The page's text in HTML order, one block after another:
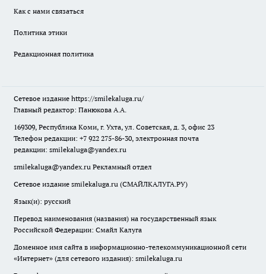
Как с нами связаться
Политика этики
Редакционная политика
Сетевое издание https://smilekaluga.ru/
Главный редактор: Панюкова А.А.
169309, Республика Коми, г. Ухта, ул. Советская, д. 3, офис 23
Телефон редакции: +7 922 275-86-30, электронная почта
редакции: smilekaluga@yandex.ru
smilekaluga@yandex.ru Рекламный отдел
Сетевое издание smilekaluga.ru (СМАЙЛКАЛУГА.РУ)
Язык(и): русский
Перевод наименования (названия) на государственный язык
Российской Федерации: Смайл Калуга
Доменное имя сайта в информационно-телекоммуникационной сети
«Интернет» (для сетевого издания): smilekaluga.ru